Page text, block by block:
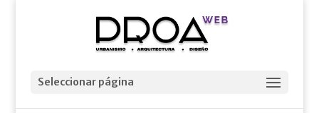
Seleccionar página